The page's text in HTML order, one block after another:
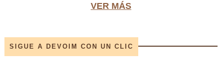
VER MÁS
SIGUE A DEVOIM CON UN CLIC